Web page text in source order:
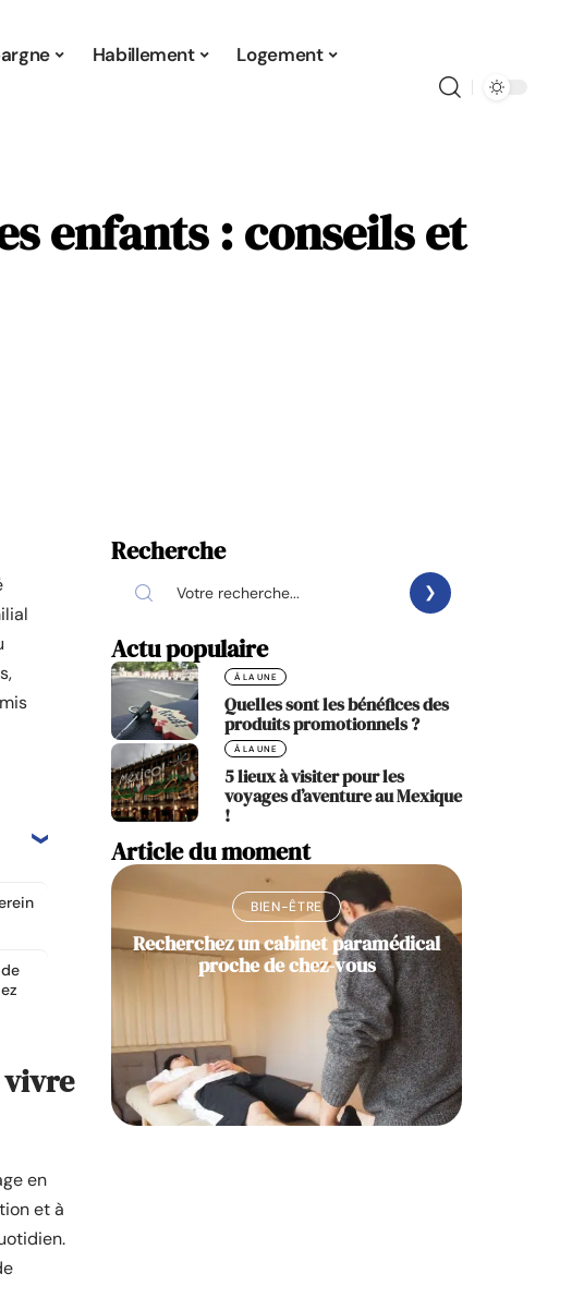
Habillement Logement
enfants : conseils et
vivre
en
et à
Recherche
Actu populaire
À LA UNE
Quelles sont les bénéfices des
produits promotionnels ?
À LA UNE
5 lieux à visiter pour les
voyages d’aventure au Mexique
!
Article du moment
BIEN-ÊTRE
Recherchez un cabinet paramédical
proche de chez-vous